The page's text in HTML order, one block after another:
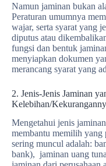
Namun jaminan bukan
Peraturan umumnya
wajar, serta syarat yang
diputus atau
fungsi dan bentuk
menyiapkan dokumen
merancang syarat yang
2. Jenis-Jenis Jaminan
Kelebihan/
Mengetahui jenis
membantu memilih yang
sering muncul adalah:
bank), jaminan uang